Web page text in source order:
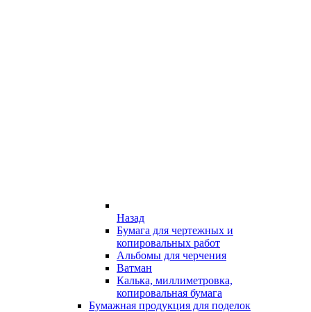
Назад
Бумага для чертежных и
копировальных работ
Альбомы для черчения
Ватман
Калька, миллиметровка,
копировальная бумага
Бумажная продукция для поделок